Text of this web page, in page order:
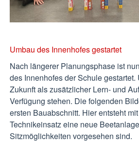
Umbau des Innenhofes gestartet
Nach längerer Planungsphase ist
des Innenhofes der Schule
Zukunft als zusätzlicher Lern- und
Verfügung stehen. Die folgenden
ersten Bauabschnitt. Hier entsteht
Technikeinsatz eine neue
Sitzmöglichkeiten vorgesehen sind.